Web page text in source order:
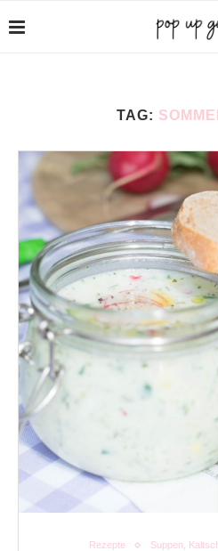
TAG:
Rezepte
Suppen,